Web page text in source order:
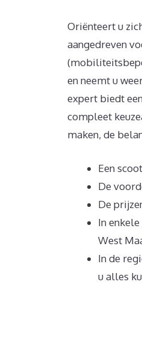
Oriënteert u
aangedreven
en neemt u
expert biedt
compleet
maken, de
Een
De
De
In
West
In de
u alles